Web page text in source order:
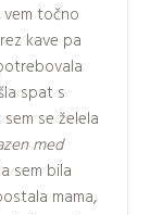
vem točno
kave pa
spat s
se želela
med
sem bila
mama,